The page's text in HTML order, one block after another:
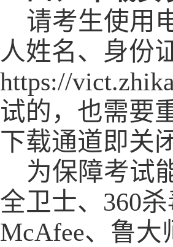
请考生使用
人姓名、身份
https://
试的，也需要
下载通道即关
为保障考试
全卫士、360
McAfee、鲁